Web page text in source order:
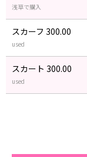
浅草で購入
スカーフ 300.00
used
スカート 300.00
used